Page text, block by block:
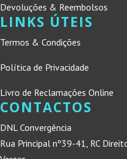
Devoluções & Reembolsos
LINKS ÚTEIS
Termos & Condições
Política de Privacidade
Livro de Reclamações Online
CONTACTOS
DNL Convergência
Rua Principal nº39-41, RC